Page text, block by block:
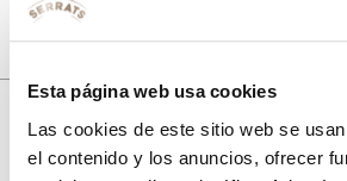
Esta página web usa cookies
Las cookies de este sitio web se
el contenido y los anuncios, ofrecer